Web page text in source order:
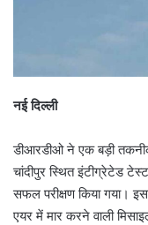
नई दिल्ली
डीआरडीओ ने एक बड़ी
चांदीपुर स्थित इंटीग्रेटेड
सफल परीक्षण किया गया।
एयर में मार करने वाली